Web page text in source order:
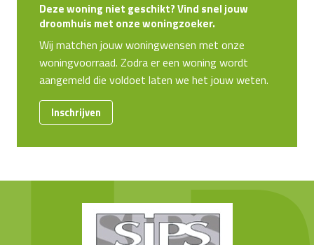
Deze woning niet geschikt? Vind snel jouw
droomhuis met onze woningzoeker.
Wij matchen jouw woningwensen met onze
woningvoorraad. Zodra er een woning wordt
aangemeld die voldoet laten we het jouw weten.
Inschrijven